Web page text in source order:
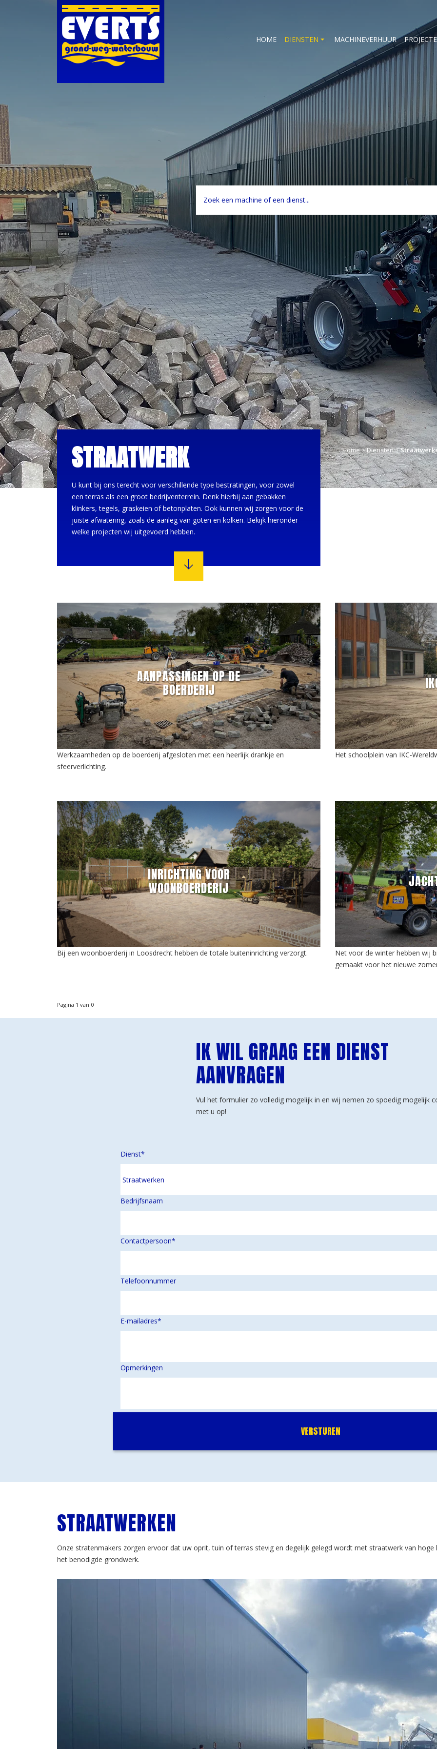
HOME DIENSTEN MACHINEVERHUUR
naar:
STRAATWERK
U kunt bij ons terecht voor verschillende type bestratingen, voor zowel
een terras als een groot bedrijventerrein. Denk hierbij aan gebakken
klinkers, tegels, graskeien of betonplaten. Ook kunnen wij zorgen voor de
juiste afwatering, zoals de aanleg van goten en kolken. Bekijk hieronder
welke projecten wij uitgevoerd hebben.
Home>Diensten>
AANPASSINGEN OP DE
BOERDERIJ
Werkzaamheden op de boerderij afgesloten met een heerlijk drankje en
sfeerverlichting.
Het schoolplein van IKC-
INRICHTING VOOR
WOONBOERDERIJ
Bij een woonboerderij in Loosdrecht hebben de totale buiteninrichting verzorgt.
Net voor de winter hebben wij
gemaakt voor het nieuwe
Pagina 1 van 0
IK WIL GRAAG EEN DIENST
AANVRAGEN
Vul het formulier zo volledig mogelijk in en wij nemen zo spoedig mogelijk
met u op!
Dienst*
Bedrijfsnaam
Contactpersoon*
Telefoonnummer
E-mailadres*
Opmerkingen
STRAATWERKEN
Onze stratenmakers zorgen ervoor dat uw oprit, tuin of terras stevig en degelijk gelegd wordt met straatwerk van
het benodigde grondwerk.